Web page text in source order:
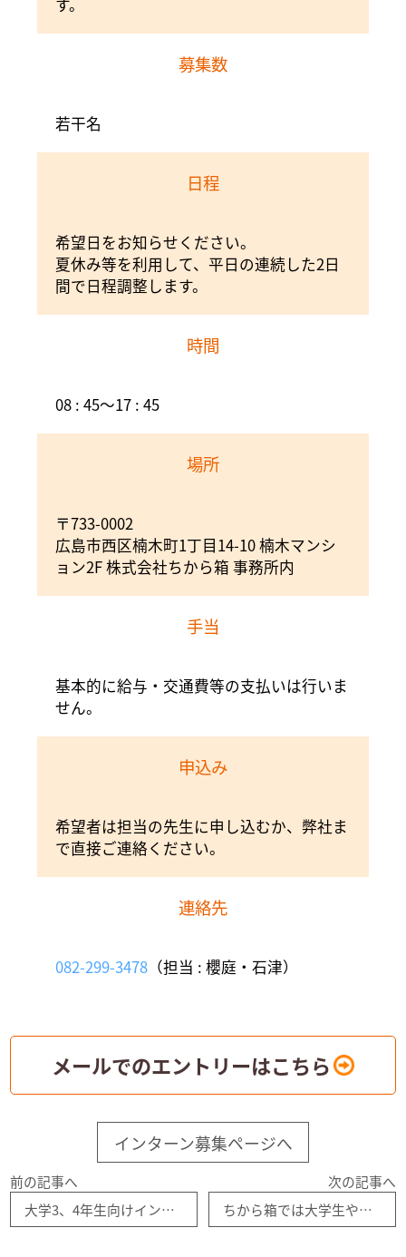
す。
募集数
若干名
日程
希望日をお知らせください。
夏休み等を利用して、平日の連続した2日
間で日程調整します。
時間
08 : 45～17 : 45
場所
〒733-0002
広島市西区楠木町1丁目14-10 楠木マンシ
ョン2F 株式会社ちから箱 事務所内
手当
基本的に給与・交通費等の支払いは行いま
せん。
申込み
希望者は担当の先生に申し込むか、弊社ま
で直接ご連絡ください。
連絡先
082-299-3478 （担当 : 櫻庭・石津）
メールでのエントリーはこちら
インターン募集ページへ
前の記事へ
大学3、4年生向けインターン
次の記事へ
ちから箱では大学生や専門学校生を対象としたインターンを募集しています！